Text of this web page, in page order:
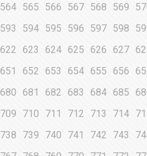
564 565 566 567 568 569
593 594 595 596 597 598
622 623 624 625 626 627
651 652 653 654 655 656
680 681 682 683 684 685
709 710 711 712 713 714
738 739 740 741 742 743